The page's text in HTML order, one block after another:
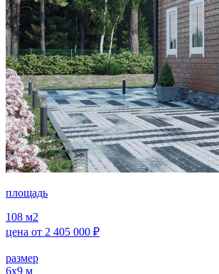
площадь
108 м2
цена от 2 405 000 ₽
размер
6х9 м